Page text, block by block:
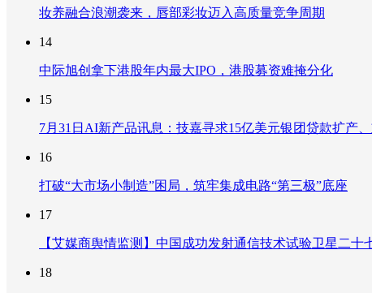
妆养融合浪潮袭来，唇部彩妆迈入高质量竞争周期
14
中际旭创拿下港股年内最大IPO，港股募资难掩分化
15
7月31日AI新产品讯息：技嘉寻求15亿美元银团贷款扩产
16
打破“大市场小制造”困局，筑牢集成电路“第三极”底座
17
【艾媒商舆情监测】中国成功发射通信技术试验卫星二
18